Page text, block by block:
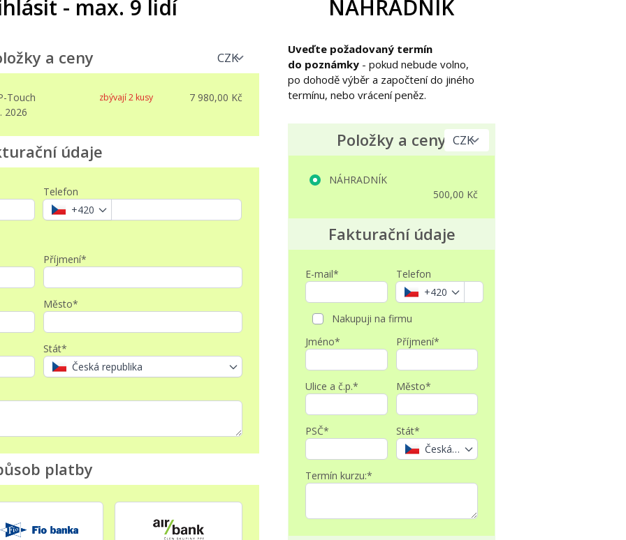
- max. 9 lidí
a ceny
Touch
2026
zbývají 2 kusy 7 980,00 Kč
údaje
Telefon
+420
Příjmení*
Město*
Stát*
Česká republika
platby
NÁHRADNÍK
Uveďte požadovaný termín
do poznámky - pokud nebude volno,
po dohodě výběr a započtení do jiného
termínu, nebo vrácení peněz.
Položky a ceny
NÁHRADNÍK
500,00 Kč
Fakturační údaje
E-mail*
Telefon
+420
Nakupuji na firmu
Jméno*
Příjmení*
Ulice a č.p.* Město*
PSČ*
Stát*
Česká republika
Termín kurzu:*